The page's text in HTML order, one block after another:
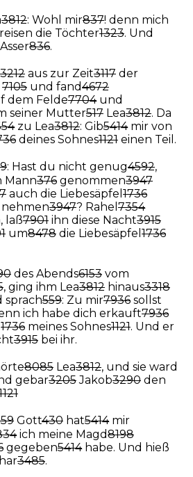
3812: Wohl mir837! denn mich
die Töchter1323. Und
836.
3212 aus zur Zeit3117 der
7105 und fand4672
dem Felde7704und
seiner Mutter517 Lea3812. Da
zu Lea3812: Gib5414mir von
deines Sohnes1121 einen Teil.
: Hast du nicht genug4592,
Mann376 genommen3947
auch die Liebesäpfel 1736
nehmen3947? Rahel 7354
laß7901 ihn diese Nacht3915
um8478 die Liebesäpfel 1736
des Abends6153 vom
, ging ihm Lea3812 hinaus3318
sprach559: Zu mir7936 sollst
ich habe dich erkauft7936
1736 meines Sohnes1121. Und er
3915 bei ihr.
8085 Lea3812, und sie ward
gebar3205Jakob3290 den
Gott430 hat5414mir
ich meine Magd8198
gegeben5414habe. Und hieß
3485.